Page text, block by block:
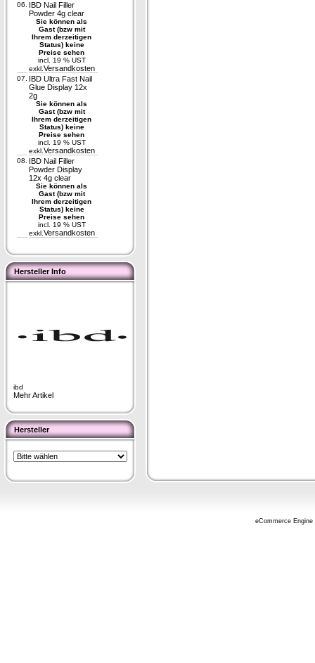
06.
IBD Nail Filler
Powder 4g clear
Sie können als
Gast (bzw mit
Ihrem derzeitigen
Status) keine
Preise sehen
incl. 19 % UST
exkl. Versandkosten
07.
IBD Ultra Fast Nail
Glue Display 12x
2g
Sie können als
Gast (bzw mit
Ihrem derzeitigen
Status) keine
Preise sehen
incl. 19 % UST
exkl. Versandkosten
08.
IBD Nail Filler
Powder Display
12x 4g clear
Sie können als
Gast (bzw mit
Ihrem derzeitigen
Status) keine
Preise sehen
incl. 19 % UST
exkl. Versandkosten
Hersteller Info
ibd
Mehr Artikel
Hersteller
eCommerce